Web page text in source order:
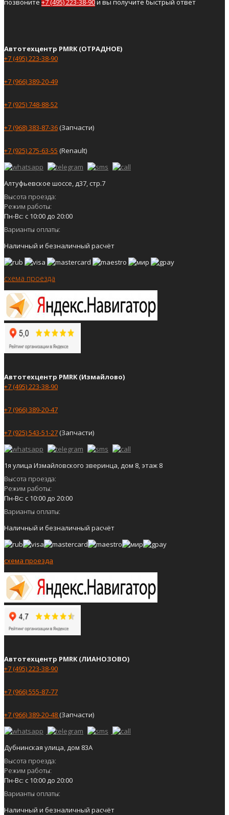
позвоните +7 (495) 223-38-90и вы получите быстрый ответ
Автотехцентр PMRK (ОТРАДНОЕ)
+7 (495) 223-38-90
+7 (966) 389-20-49
+7 (925) 748-88-52
+7 (968) 383-87-36(Запчасти)
+7 (925) 275-63-55 (Renault)
Алтуфьевское шоссе, д37, стр.7
Высота проезда:
Режим работы:
Пн-Вс: с 10:00 до 20:00
Варианты оплаты:
Наличный и безналичный расчёт
схема проезда
Автотехцентр PMRK (Измайлово)
+7 (495) 223-38-90
+7 (966) 389-20-47
+7 (925) 543-51-27(Запчасти)
1я улица Измайловского зверинца, дом 8, этаж 8
Высота проезда:
Режим работы:
Пн-Вс: с 10:00 до 20:00
Варианты оплаты:
Наличный и безналичный расчёт
схема проезда
Автотехцентр PMRK (ЛИАНОЗОВО)
+7 (495) 223-38-90
+7 (966) 555-87-77
+7 (966) 389-20-48(Запчасти)
Дубнинская улица, дом 83А
Высота проезда:
Режим работы:
Пн-Вс: с 10:00 до 20:00
Варианты оплаты:
Наличный и безналичный расчёт